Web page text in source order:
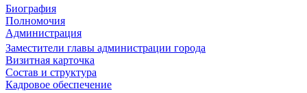
Биография
Полномочия
Администрация
Заместители главы администрации города
Визитная карточка
Состав и структура
Кадровое обеспечение